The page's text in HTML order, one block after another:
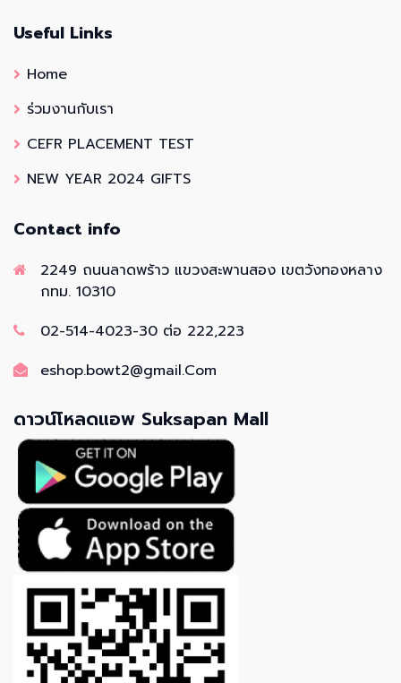
Useful Links
Home
ร่วมงานกับเรา
CEFR PLACEMENT TEST
NEW YEAR 2024 GIFTS
Contact info
2249 ถนนลาดพร้าว แขวงสะพานสอง เขตวังทองหลาง
กทม. 10310
02-514-4023-30 ต่อ 222,223
eshop.bowt2@gmail.Com
ดาวน์โหลดแอพ Suksapan Mall